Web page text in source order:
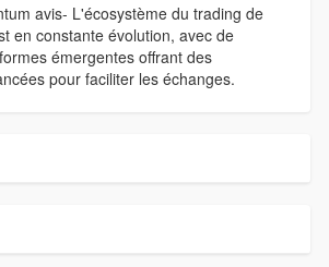
avis- L'écosystème du trading de
en constante évolution, avec de
émergentes offrant des
pour faciliter les échanges.